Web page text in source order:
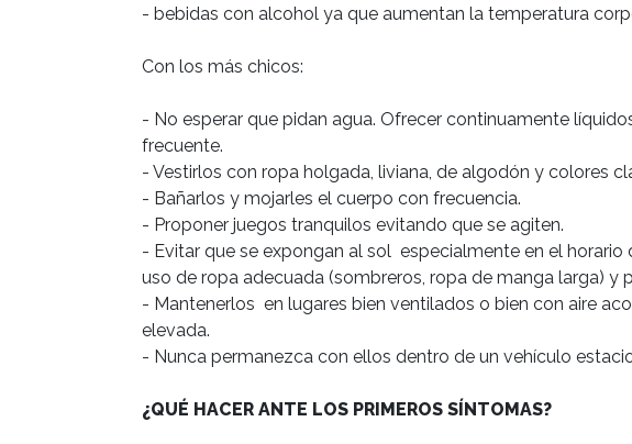
- bebidas con alcohol ya que aumentan la temperatura
Con los más chicos:
- No esperar que pidan agua. Ofrecer continuamente
frecuente.
- Vestirlos con ropa holgada, liviana, de algodón y colores
- Bañarlos y mojarles el cuerpo con frecuencia.
- Proponer juegos tranquilos evitando que se agiten.
- Evitar que se expongan al sol  especialmente en el
uso de ropa adecuada (sombreros, ropa de manga larga) y
- Mantenerlos  en lugares bien ventilados o bien con aire
elevada.
- Nunca permanezca con ellos dentro de un vehículo
¿QUÉ HACER ANTE LOS PRIMEROS SÍNTOMAS?